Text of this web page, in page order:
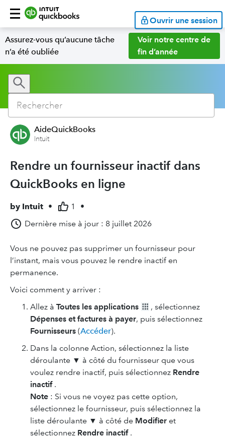
Ouvrir une session
Assurez-vous qu’aucune tâche
n’a été oubliée
Voir notre centre de
fin d’année
AideQuickBooks
Intuit
Rendre un fournisseur inactif dans
QuickBooks en ligne
by Intuit • 1
•
Dernière mise à jour : 8 juillet 2026
Vous ne pouvez pas supprimer un fournisseur pour
l’instant, mais vous pouvez le rendre inactif en
permanence.
Voici comment y arriver :
Allez à Toutes les applications
, sélectionnez
Dépenses et factures à payer, puis sélectionnez
Fournisseurs (Accéder).
Dans la colonne Action, sélectionnez la liste
déroulante ▼ à côté du fournisseur que vous
voulez rendre inactif, puis sélectionnez Rendre
inactif.
Note : Si vous ne voyez pas cette option,
sélectionnez le fournisseur, puis sélectionnez la
liste déroulante ▼ à côté de Modifier et
sélectionnez Rendre inactif.